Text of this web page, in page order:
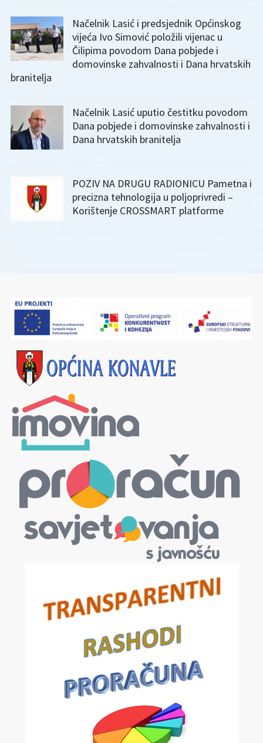
Načelnik Lasić i predsjednik Općinskog
vijeća Ivo Simović položili vijenac u
Čilipima povodom Dana pobjede i
domovinske zahvalnosti i Dana hrvatskih
branitelja
Načelnik Lasić uputio čestitku povodom
Dana pobjede i domovinske zahvalnosti i
Dana hrvatskih branitelja
POZIV NA DRUGU RADIONICU Pametna i
precizna tehnologija u poljoprivredi –
Korištenje CROSSMART platforme